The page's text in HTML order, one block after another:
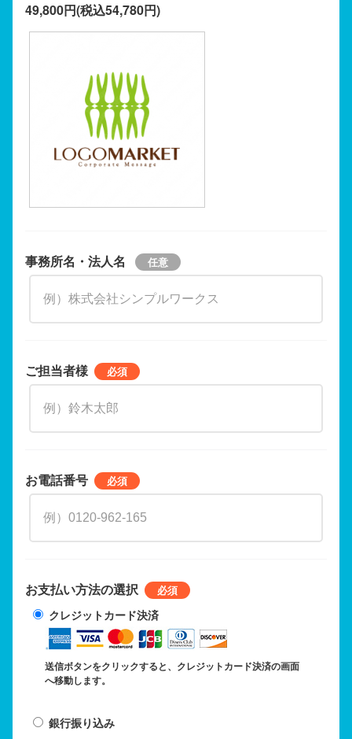
49,800円(税込54,780円)
事務所名・法人名
ご担当者様
お電話番号
お支払い方法の選択
クレジットカード決済
送信ボタンをクリックすると、クレジットカード決済の画面
へ移動します。
銀行振り込み